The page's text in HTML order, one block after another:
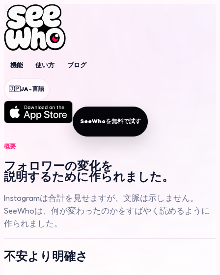
機能 使い方 ブログ
🇯🇵JA⌄言語
SeeWhoを無料で試す
概要
フォロワーの変化を
説明するために作られました。
Instagramは合計を見せますが、文脈は示しません。
SeeWhoは、何が変わったのかをすばやく読めるように
作られました。
不安より明確さ